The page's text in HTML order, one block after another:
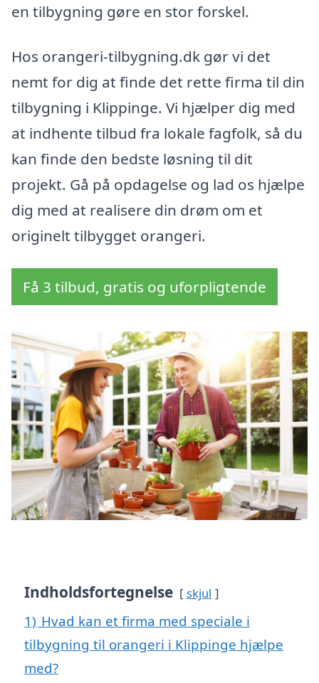
en tilbygning gøre en stor forskel.
Hos orangeri-tilbygning.dk gør vi det
nemt for dig at finde det rette firma til din
tilbygning i Klippinge. Vi hjælper dig med
at indhente tilbud fra lokale fagfolk, så du
kan finde den bedste løsning til dit
projekt. Gå på opdagelse og lad os hjælpe
dig med at realisere din drøm om et
originelt tilbygget orangeri.
Få 3 tilbud, gratis og uforpligtende
Indholdsfortegnelse skjul
1) Hvad kan et firma med speciale i
tilbygning til orangeri i Klippinge hjælpe
med?